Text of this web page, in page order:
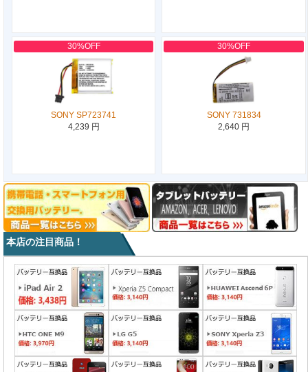
30%OFF
SONY SP723741
4,239 円
30%OFF
SONY 731834
2,640 円
本店の注目商品！